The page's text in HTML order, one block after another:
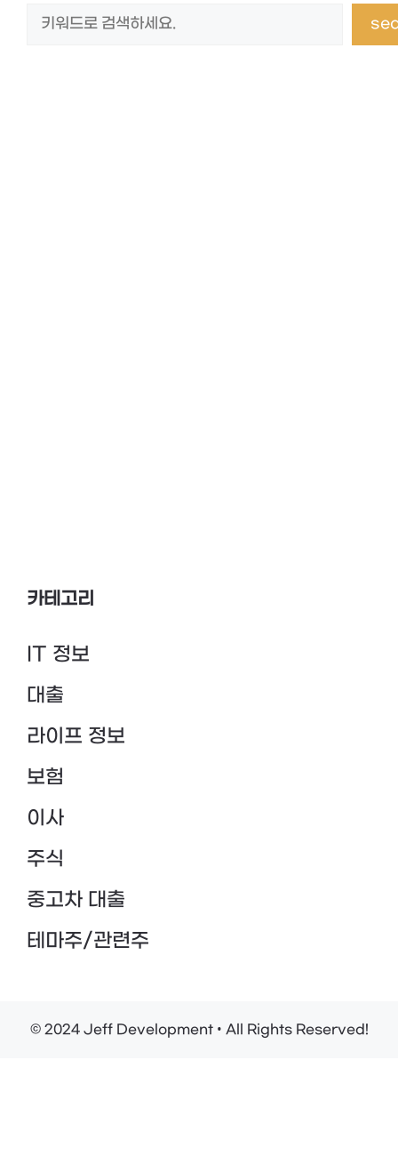
카테고리
IT 정보
대출
라이프 정보
보험
이사
주식
중고차 대출
테마주/관련주
© 2024 Jeff Development • All Rights Reserved!